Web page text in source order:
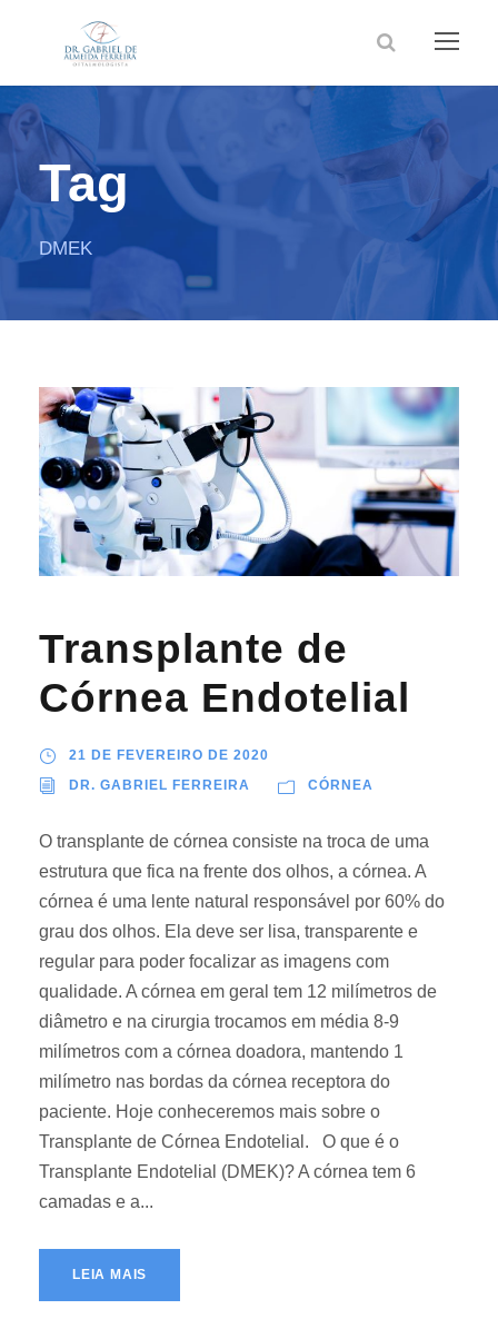
Tag
DMEK
Transplante de
Córnea Endotelial
21 DE FEVEREIRO DE 2020
DR. GABRIEL FERREIRA CÓRNEA
O transplante de córnea consiste na troca de uma
estrutura que fica na frente dos olhos, a córnea. A
córnea é uma lente natural responsável por 60% do
grau dos olhos. Ela deve ser lisa, transparente e
regular para poder focalizar as imagens com
qualidade. A córnea em geral tem 12 milímetros de
diâmetro e na cirurgia trocamos em média 8-9
milímetros com a córnea doadora, mantendo 1
milímetro nas bordas da córnea receptora do
paciente. Hoje conheceremos mais sobre o
Transplante de Córnea Endotelial. O que é o
Transplante Endotelial (DMEK)? A córnea tem 6
camadas e a...
LEIA MAIS